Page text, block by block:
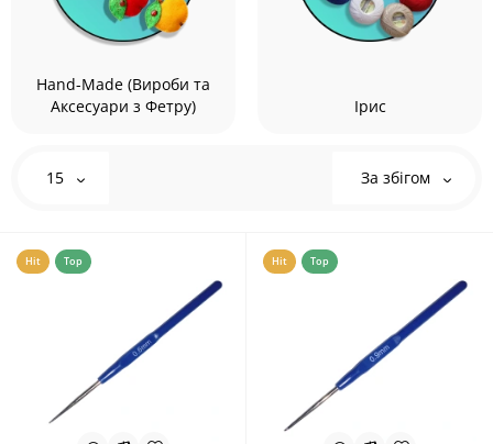
Hand-Made (Вироби та
Аксесуари з Фетру)
Ірис
15 За збігом
Hit Top Hit Top